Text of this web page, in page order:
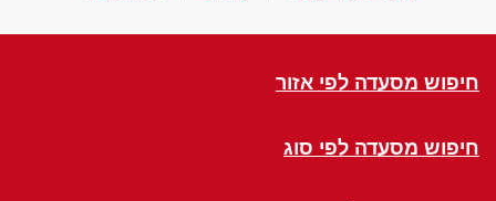
חיפוש מסעדה לפי אזור
חיפוש מסעדה לפי סוג